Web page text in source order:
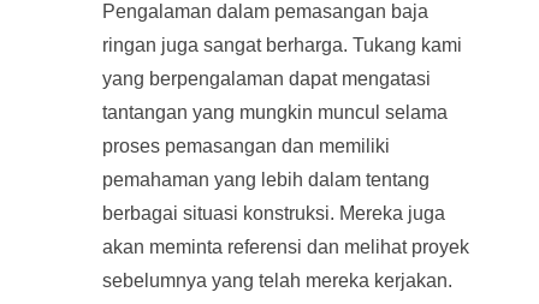
Pengalaman dalam pemasangan baja
ringan juga sangat berharga. Tukang kami
yang berpengalaman dapat mengatasi
tantangan yang mungkin muncul selama
proses pemasangan dan memiliki
pemahaman yang lebih dalam tentang
berbagai situasi konstruksi. Mereka juga
akan meminta referensi dan melihat proyek
sebelumnya yang telah mereka kerjakan.